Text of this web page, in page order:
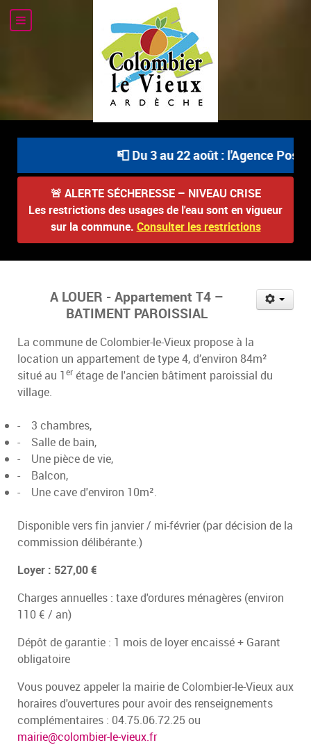
📮 Du 3 au 22 août : l'Agence
🚨 ALERTE SÉCHERESSE – NIVEAU CRISE
Les restrictions des usages de l'eau sont en vigueur
sur la commune. Consulter les restrictions
A LOUER - Appartement T4 –
BATIMENT PAROISSIAL
La commune de Colombier-le-Vieux propose à la
location un appartement de type 4, d’environ 84m²
situé au 1er étage de l'ancien bâtiment paroissial du
village.
-
3 chambres,
-
Salle de bain,
-
Une pièce de vie,
-
Balcon,
-
Une cave d'environ 10m².
Disponible vers fin janvier / mi-février (par décision de la
commission délibérante.)
Loyer : 527,00 €
Charges annuelles : taxe d'ordures ménagères (environ
110 € / an)
Dépôt de garantie : 1 mois de loyer encaissé + Garant
obligatoire
Vous pouvez appeler la mairie de Colombier-le-Vieux aux
horaires d'ouvertures pour avoir des renseignements
complémentaires : 04.75.06.72.25 ou
mairie@colombier-le-vieux.fr